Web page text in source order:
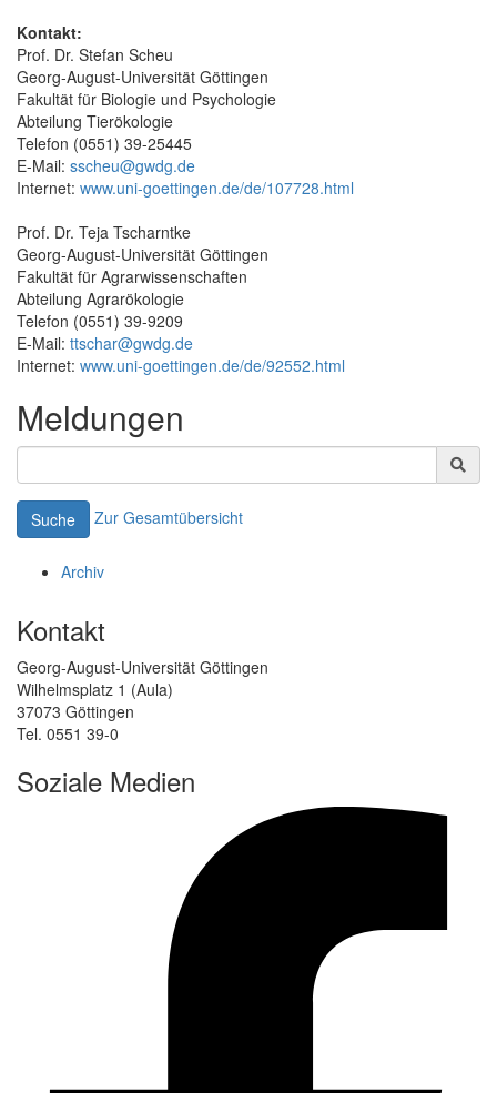
Kontakt:
Prof. Dr. Stefan Scheu
Georg-August-Universität Göttingen
Fakultät für Biologie und Psychologie
Abteilung Tierökologie
Telefon (0551) 39-25445
E-Mail: sscheu@gwdg.de
Internet: www.uni-goettingen.de/de/107728.html
Prof. Dr. Teja Tscharntke
Georg-August-Universität Göttingen
Fakultät für Agrarwissenschaften
Abteilung Agrarökologie
Telefon (0551) 39-9209
E-Mail: ttschar@gwdg.de
Internet: www.uni-goettingen.de/de/92552.html
Meldungen
Suche Zur Gesamtübersicht
Archiv
Kontakt
Georg-August-Universität Göttingen
Wilhelmsplatz 1 (Aula)
37073 Göttingen
Tel. 0551 39-0
Soziale Medien